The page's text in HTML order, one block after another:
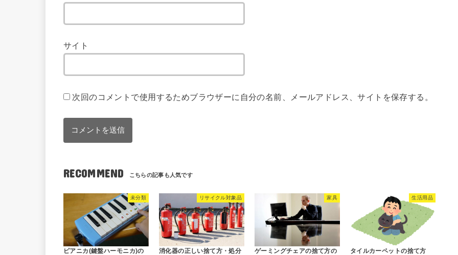
サイト
次回のコメントで使用するためブラウザーに自分の名前、メールアドレス、サイトを保存する。
RECOMMEND
未分類
ピアニカ(鍵盤ハーモニカ)の
リサイクル対象品
消化器の正しい捨て方・処分
家具
ゲーミングチェアの捨て方の
生活用品
タイルカーペットの捨て方